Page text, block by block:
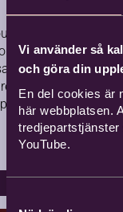
Vi använder så
och göra din
En del cookies är
här webbplatsen.
YouTube.
Samtyckesval
17
i
sitter i
för
i S:ta
i
henne
som
och som